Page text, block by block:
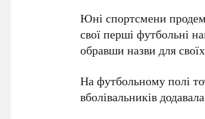
Юні спортсмени
свої перші футбольні
обравши назви для
На футбольному полі
вболівальників